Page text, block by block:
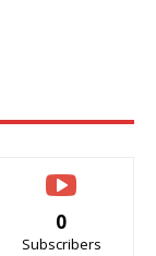
0
Subscribers